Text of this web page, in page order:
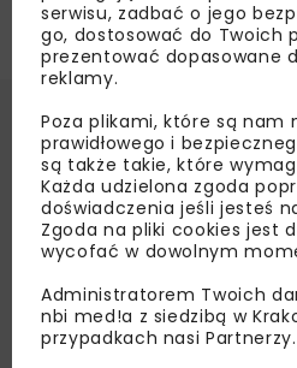
serwisu, zadbać o jego
go, dostosować do Twoich
prezentować dopasowane
reklamy.
Poza plikami, które są nam
prawidłowego i
są także takie, które
Każda udzielona zgoda
doświadczenia jeśli jesteś
Zgoda na pliki cookies jest
wycofać w dowolnym
Administratorem Twoich
nbi med!a z siedzibą w
przypadkach nasi Partnerzy.